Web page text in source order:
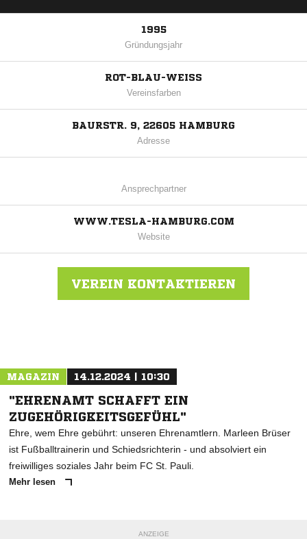
1995
Gründungsjahr
ROT-BLAU-WEISS
Vereinsfarben
BAURSTR. 9, 22605 HAMBURG
Adresse
Ansprechpartner
WWW.TESLA-HAMBURG.COM
Website
VEREIN KONTAKTIEREN
MAGAZIN 14.12.2024 | 10:30
"EHRENAMT SCHAFFT EIN
ZUGEHÖRIGKEITSGEFÜHL"
Ehre, wem Ehre gebührt: unseren Ehrenamtlern. Marleen Brüser
ist Fußballtrainerin und Schiedsrichterin - und absolviert ein
freiwilliges soziales Jahr beim FC St. Pauli.
Mehr lesen
ANZEIGE